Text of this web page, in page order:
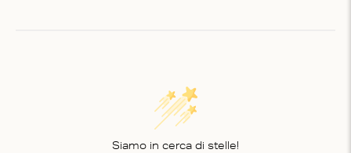
Siamo in cerca di stelle!